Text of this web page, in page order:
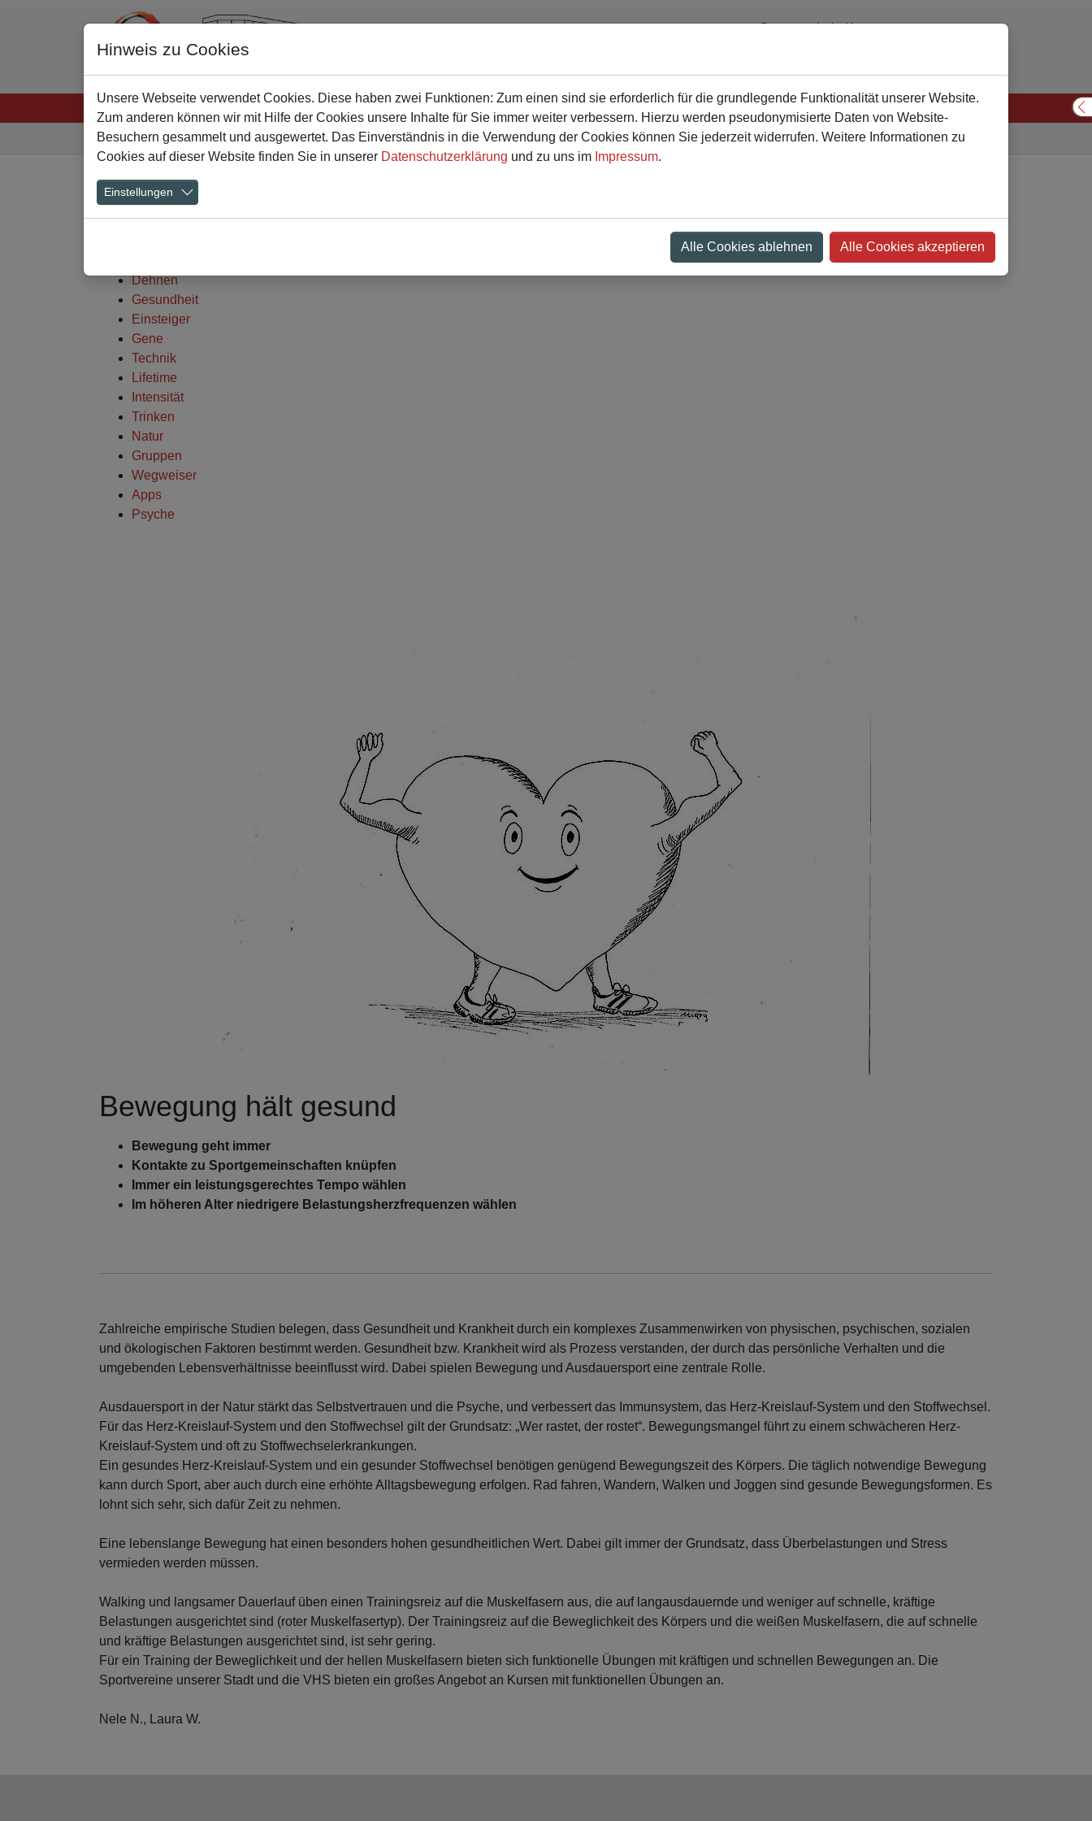
Zum Hauptinhalt springen
Gesamtschule Kamen
Sie sind hier: Gesamtschule Gesundheit
Projekt Seseke Walking- und Laufstrecke
Dehnen
Gesundheit
Einsteiger
Gene
Technik
Lifetime
Intensität
Trinken
Natur
Gruppen
Wegweiser
Apps
Psyche
Bewegung hält gesund
Bewegung geht immer
Kontakte zu Sportgemeinschaften knüpfen
Immer ein leistungsgerechtes Tempo wählen
Im höheren Alter niedrigere Belastungsherzfrequenzen wählen
Zahlreiche empirische Studien belegen, dass Gesundheit und Krankheit durch ein komplexes Zusammenwirken von physischen, psychischen, sozialen
und ökologischen Faktoren bestimmt werden. Gesundheit bzw. Krankheit wird als Prozess verstanden, der durch das persönliche Verhalten und die
umgebenden Lebensverhältnisse beeinflusst wird. Dabei spielen Bewegung und Ausdauersport eine zentrale Rolle.
Ausdauersport in der Natur stärkt das Selbstvertrauen und die Psyche, und verbessert das Immunsystem, das Herz-Kreislauf-System und den Stoffwechsel.
Für das Herz-Kreislauf-System und den Stoffwechsel gilt der Grundsatz: „Wer rastet, der rostet“. Bewegungsmangel führt zu einem schwächeren Herz-
Kreislauf-System und oft zu Stoffwechselerkrankungen.
Ein gesundes Herz-Kreislauf-System und ein gesunder Stoffwechsel benötigen genügend Bewegungszeit des Körpers. Die täglich notwendige Bewegung
kann durch Sport, aber auch durch eine erhöhte Alltagsbewegung erfolgen. Rad fahren, Wandern, Walken und Joggen sind gesunde Bewegungsformen. Es
lohnt sich sehr, sich dafür Zeit zu nehmen.
Eine lebenslange Bewegung hat einen besonders hohen gesundheitlichen Wert. Dabei gilt immer der Grundsatz, dass Überbelastungen und Stress
vermieden werden müssen.
Walking und langsamer Dauerlauf üben einen Trainingsreiz auf die Muskelfasern aus, die auf langausdauernde und weniger auf schnelle, kräftige
Belastungen ausgerichtet sind (roter Muskelfasertyp). Der Trainingsreiz auf die Beweglichkeit des Körpers und die weißen Muskelfasern, die auf schnelle
und kräftige Belastungen ausgerichtet sind, ist sehr gering.
Für ein Training der Beweglichkeit und der hellen Muskelfasern bieten sich funktionelle Übungen mit kräftigen und schnellen Bewegungen an. Die
Sportvereine unserer Stadt und die VHS bieten ein großes Angebot an Kursen mit funktionellen Übungen an.
Nele N., Laura W.
Hinweis zu Cookies
Unsere Webseite verwendet Cookies. Diese haben zwei Funktionen: Zum einen sind sie erforderlich für die grundlegende Funktionalität unserer Website.
Zum anderen können wir mit Hilfe der Cookies unsere Inhalte für Sie immer weiter verbessern. Hierzu werden pseudonymisierte Daten von Website-
Besuchern gesammelt und ausgewertet. Das Einverständnis in die Verwendung der Cookies können Sie jederzeit widerrufen. Weitere Informationen zu
Cookies auf dieser Website finden Sie in unserer Datenschutzerklärung und zu uns im Impressum.
Einstellungen
Alle Cookies ablehnen Alle Cookies akzeptieren